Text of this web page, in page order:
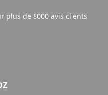
plus de 8000 avis clients